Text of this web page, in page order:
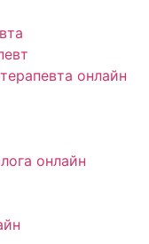
онлайн
онлайн